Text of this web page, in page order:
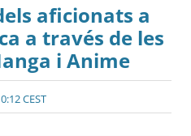
aficionats a
a través de les
i Anime
CEST